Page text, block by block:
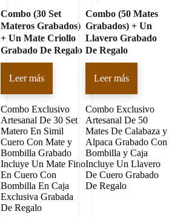
Combo (30 Set
Materos Grabados)
+ Un Mate Criollo
Grabado De Regalo
Leer más
Combo Exclusivo
Artesanal De 30 Set
Matero En Simil
Cuero Con Mate y
Bombilla Grabado
Incluye Un Mate Fino
En Cuero Con
Bombilla En Caja
Exclusiva Grabada
De Regalo
Combo (50 Mates
Grabados) + Un
Llavero Grabado
De Regalo
Leer más
Combo Exclusivo
Artesanal De 50
Mates De Calabaza y
Alpaca Grabado Con
Bombilla y Caja
Incluye Un Llavero
De Cuero Grabado
De Regalo